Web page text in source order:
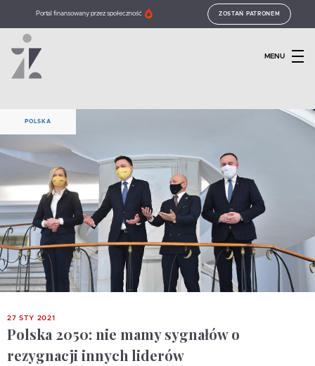
Portal finansowany przez społeczność ZOSTAŃ PATRONEM
MENU
POLSKA
27 STY 2021
Polska 2050: nie mamy sygnałów o
rezygnacji innych liderów